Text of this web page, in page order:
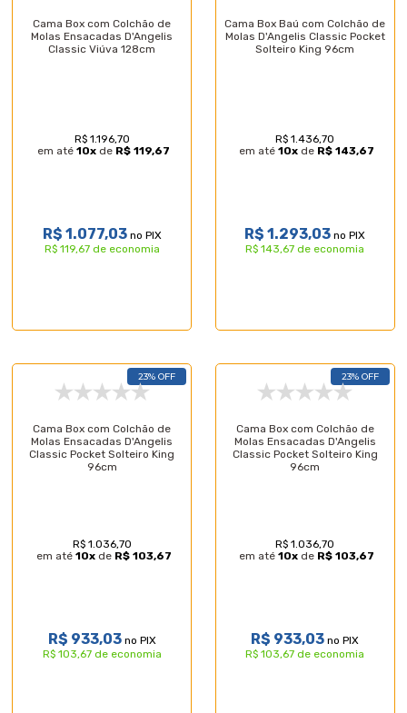
Cama Box com Colchão de
Molas Ensacadas D'Angelis
Classic Viúva 128cm
R$ 1.196,70
em até10x de R$ 119,67
R$ 1.077,03no PIX
R$ 119,67 de economia
Cama Box Baú com Colchão de
Molas D'Angelis Classic Pocket
Solteiro King 96cm
R$ 1.436,70
em até10x de R$ 143,67
R$ 1.293,03 no PIX
R$ 143,67 de economia
23% OFF
Cama Box com Colchão de
Molas Ensacadas D'Angelis
Classic Pocket Solteiro King
96cm
R$ 1.036,70
em até 10xde R$ 103,67
R$ 933,03no PIX
R$ 103,67 de economia
23% OFF
Cama Box com Colchão de
Molas Ensacadas D'Angelis
Classic Pocket Solteiro King
96cm
R$ 1.036,70
em até10x de R$ 103,67
R$ 933,03 no PIX
R$ 103,67 de economia